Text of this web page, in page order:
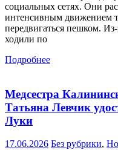
социальных сетях. Они
интенсивным движением
передвигаться пешком.
ходили по
Подробнее
Медсестра
Татьяна Левчик
Луки
17.06.2026 Без рубрики,